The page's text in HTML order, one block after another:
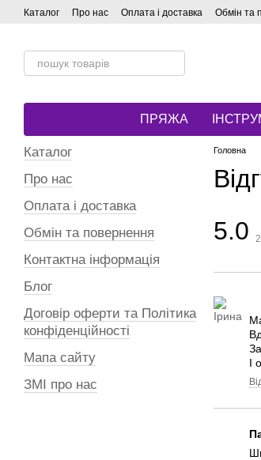
Перейти до основного контенту
Каталог Про нас Оплата і доставка Обмін та
ПРЯЖА
Головна
5.0
І
Каталог
Про нас
Оплата і доставка
Обмін та повернення
Контактна інформація
Блог
Договір оферти та Політика
конфіденційності
Мапа сайту
ЗМІ про нас